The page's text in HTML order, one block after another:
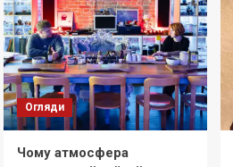
Огляди
Чому атмосфера